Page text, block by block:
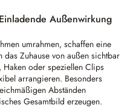
Außenwirkung
umrahmen, schaffen eine
Zuhause von außen sichtbar
Haken oder speziellen Clips
arrangieren. Besonders
Abständen
Gesamtbild erzeugen.